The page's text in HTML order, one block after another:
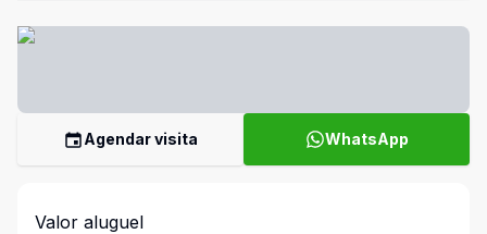
Agendar visita WhatsApp
Valor aluguel